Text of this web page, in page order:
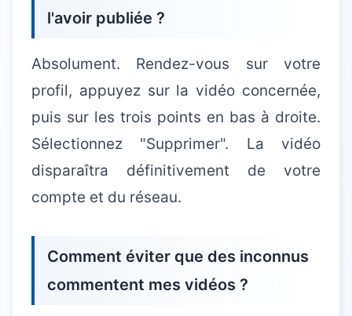
l'avoir publiée ?
Absolument. Rendez-vous sur votre
profil, appuyez sur la vidéo concernée,
puis sur les trois points en bas à droite.
Sélectionnez "Supprimer". La vidéo
disparaîtra définitivement de votre
compte et du réseau.
Comment éviter que des inconnus
commentent mes vidéos ?